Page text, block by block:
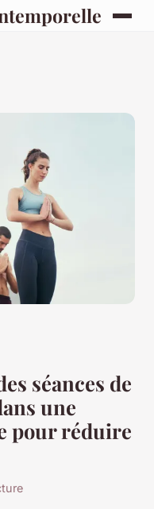
séances de
une
pour réduire